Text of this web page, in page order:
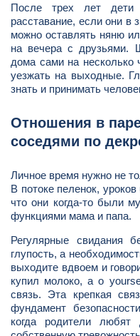
После трех лет дети
расставание, если они в
можно оставлять няню
на вечера с друзьями.
дома сами на несколько
уезжать на выходные.
знать и принимать
Отношения в
соседями по
Личное время нужно не
В потоке пеленок,
что они когда-то были
функциями мама и папа.
Регулярные свидания
глупость, а
выходите вдвоем и
купил молоко, а о
связь. Эта крепкая
фундамент
когда родители